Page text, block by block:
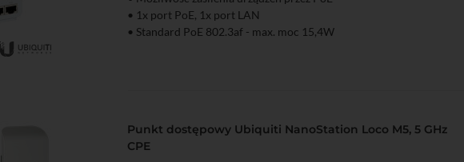
• 1x port PoE, 1x port LAN
• Standard PoE 802.3af - max. moc 15,4W
Punkt dostępowy Ubiquiti NanoStation Loco M5, 5 GHz
CPE